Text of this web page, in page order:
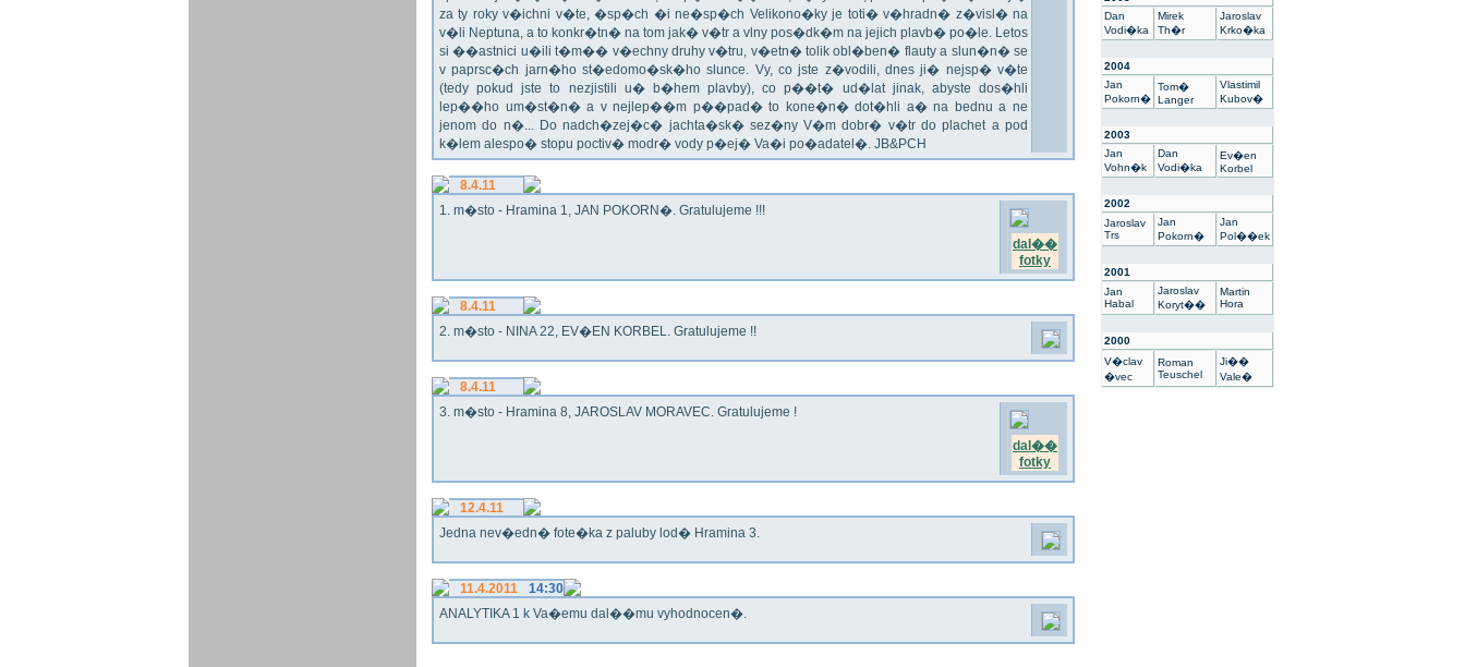
za ty roky v�ichni v�te, �sp�ch �i ne�sp�ch Velikono�ky je toti� v�hradn� z�visl� na
v�li Neptuna, a to konkr�tn� na tom jak� v�tr a vlny pos�dk�m na jejich plavb� po�le. Letos
si ��astnici u�ili t�m�� v�echny druhy v�tru, v�etn� tolik obl�ben� flauty a slun�n� se
v paprsc�ch jarn�ho st�edomo�sk�ho slunce. Vy, co jste z�vodili, dnes ji� nejsp� v�te
(tedy pokud jste to nezjistili u� b�hem plavby), co p��t� ud�lat jinak, abyste dos�hli
lep��ho um�st�n� a v nejlep��m p��pad� to kone�n� dot�hli a� na bednu a ne
jenom do n�... Do nadch�zej�c� jachta�sk� sez�ny V�m dobr� v�tr do plachet a pod
k�lem alespo� stopu poctiv� modr� vody p�ej� Va�i po�adatel�. JB&PCH
8.4.11
1. m�sto - Hramina 1, JAN POKORN�. Gratulujeme !!!
dal��
fotky
8.4.11
2. m�sto - NINA 22, EV�EN KORBEL. Gratulujeme !!
8.4.11
3. m�sto - Hramina 8, JAROSLAV MORAVEC. Gratulujeme !
dal��
fotky
12.4.11
Jedna nev�edn� fote�ka z paluby lod� Hramina 3.
11.4.2011
14:30
ANALYTIKA 1 k Va�emu dal��mu vyhodnocen�.
Dan
Vodi�ka
Mirek
Th�r
Jaroslav
Krko�ka
2004
Jan
Pokorn�
Tom�
Langer
Vlastimil
Kubov�
2003
Jan
Vohn�k
Dan
Vodi�ka
Ev�en
Korbel
2002
Jaroslav
Trs
Jan
Pokorn�
Jan
Pol��ek
2001
Jan
Habal
Jaroslav
Koryt��
Martin
Hora
2000
V�clav
�vec
Roman
Teuschel
Ji��
Vale�